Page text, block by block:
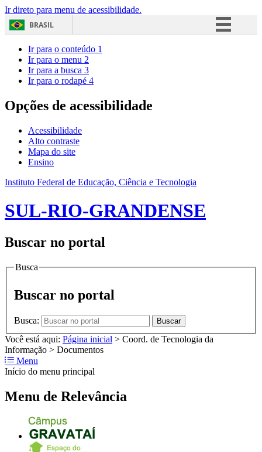
Ir direto para menu de acessibilidade.
BRASIL
Acesso à informação
Ir para o conteúdo 1
Ir para o menu 2
Ir para a busca 3
Ir para o rodapé 4
Opções de acessibilidade
Acessibilidade
Alto contraste
Mapa do site
Ensino
Instituto Federal de Educação, Ciência e Tecnologia
SUL-RIO-GRANDENSE
Buscar no portal
Busca
Buscar no portal
Busca: Buscar
Você está aqui: Página inicial > Coord. de Tecnologia da
Informação > Documentos
Menu
Início do menu principal
Menu de Relevância